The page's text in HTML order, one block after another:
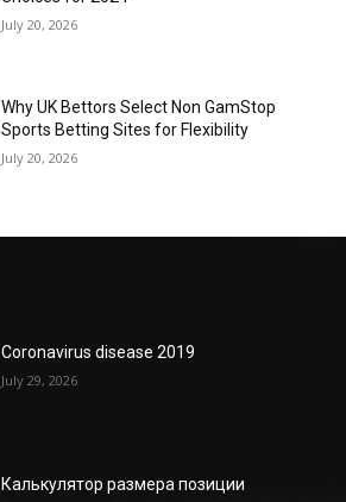
July 20, 2026
Why UK Bettors Select Non GamStop
Sports Betting Sites for Flexibility
July 20, 2026
Coronavirus disease 2019
July 29, 2026
Калькулятор размера позиции